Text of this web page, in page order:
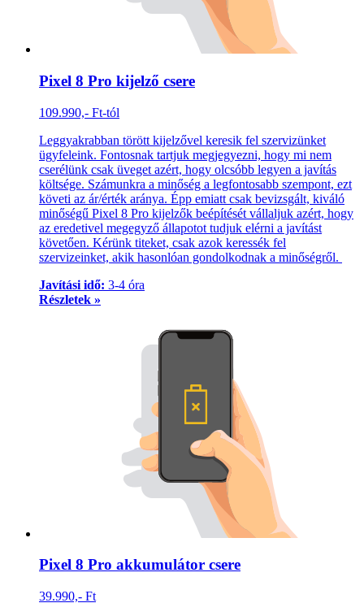
Pixel 8 Pro kijelző csere
109.990,- Ft-tól
Leggyakrabban törött kijelzővel keresik fel szervizünket
ügyfeleink. Fontosnak tartjuk megjegyezni, hogy mi nem
cserélünk csak üveget azért, hogy olcsóbb legyen a javítás
költsége. Számunkra a minőség a legfontosabb szempont, ezt
követi az ár/érték aránya. Épp emiatt csak bevizsgált, kiváló
minőségű Pixel 8 Pro kijelzők beépítését vállaljuk azért, hogy
az eredetivel megegyző állapotot tudjuk elérni a javítást
követően. Kérünk titeket, csak azok keressék fel
szervizeinket, akik hasonlóan gondolkodnak a minőségről.
Javítási idő: 3-4 óra
Részletek »
Pixel 8 Pro akkumulátor csere
39.990,- Ft